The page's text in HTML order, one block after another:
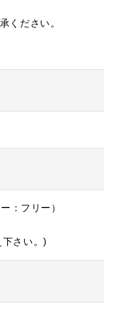
ください。
：フリー）
下さい。)